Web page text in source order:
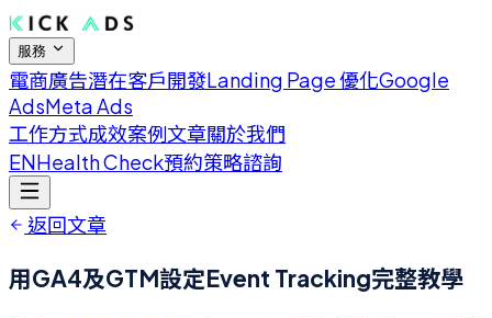
服務
電商廣告潛在客戶開發Landing Page 優化Google
AdsMeta Ads
工作方式成效案例文章關於我們
ENHealth Check預約策略諮詢
返回文章
用GA4及GTM設定Event Tracking完整教學